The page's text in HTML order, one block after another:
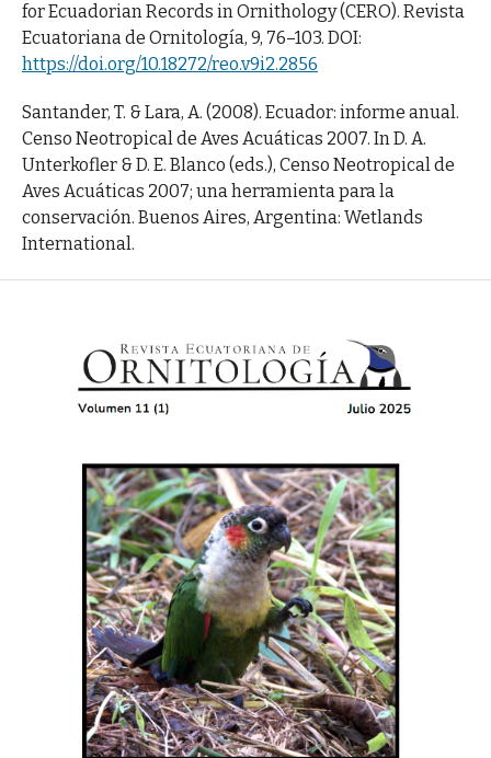
for Ecuadorian Records in Ornithology (CERO). Revista
Ecuatoriana de Ornitología, 9, 76–103. DOI:
https://doi.org/10.18272/reo.v9i2.2856
Santander, T. & Lara, A. (2008). Ecuador: informe anual.
Censo Neotropical de Aves Acuáticas 2007. In D. A.
Unterkofler & D. E. Blanco (eds.), Censo Neotropical de
Aves Acuáticas 2007; una herramienta para la
conservación. Buenos Aires, Argentina: Wetlands
International.